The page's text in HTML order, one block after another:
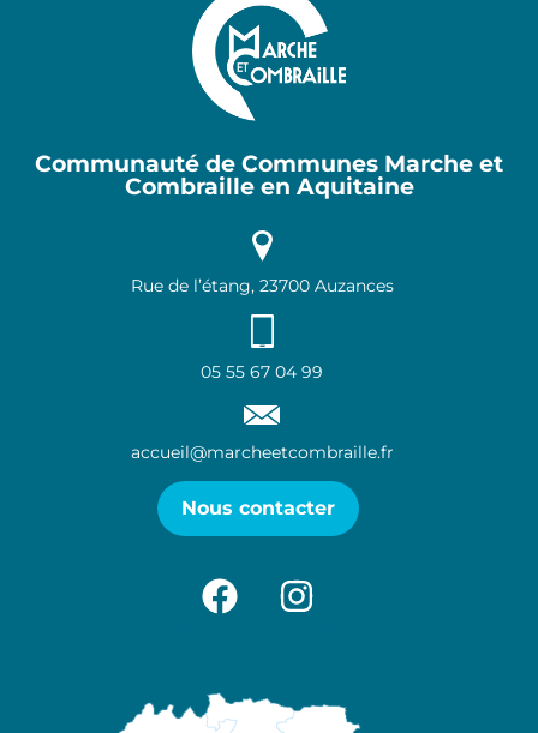
Communauté de Communes Marche et
Combraille en Aquitaine
Rue de l’étang, 23700 Auzances
05 55 67 04 99
accueil@marcheetcombraille.fr
Nous contacter